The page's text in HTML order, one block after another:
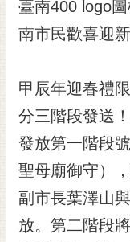
權
及
政
策
網
站
資
料
開
放
臺南400 logo
南市民歡喜迎
甲辰年迎春禮
分三階段發送
發放第一階段
聖母廟御守）
副市長葉澤山
放。第二階段